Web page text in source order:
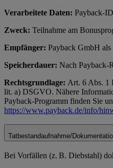
Verarbeitete Daten: Payback-
Zweck: Teilnahme am
Empfänger: Payback GmbH als
Speicherdauer: Nach Payback-
Rechtsgrundlage: Art. 6 Abs. 1
lit. a) DSGVO. Nähere
Payback-Programm finden Sie
https://www.payback.de/info/
Tatbestandaufnahme/
Bei Vorfällen (z. B. Diebstahl)